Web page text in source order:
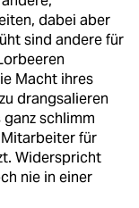
dabei aber
sind andere für
Macht ihres
drangsalieren
ganz schlimm
für
Widerspricht
nie in einer